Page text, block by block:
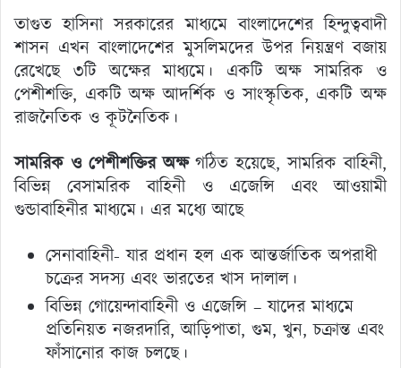
তাগুত হাসিনা সরকারের মাধ্যমে বাংলাদেশের হিন্দুত্ববাদী
শাসন এখন বাংলাদেশের মুসলিমদের উপর নিয়ন্ত্রণ বজায়
রেখেছে ৩টি অক্ষের মাধ্যমে। একটি অক্ষ সামরিক ও
পেশীশক্তি, একটি অক্ষ আদর্শিক ও সাংস্কৃতিক, একটি অক্ষ
রাজনৈতিক ও কূটনৈতিক।
সামরিক ও পেশীশক্তির অক্ষগঠিত হয়েছে, সামরিক বাহিনী,
বিভিন্ন বেসামরিক বাহিনী ও এজেন্সি এবং আওয়ামী
গুন্ডাবাহিনীর মাধ্যমে। এর মধ্যে আছে
সেনাবাহিনী- যার প্রধান হল এক আন্তর্জাতিক অপরাধী
চক্রের সদস্য এবং ভারতের খাস দালাল।
বিভিন্ন গোয়েন্দাবাহিনী ও এজেন্সি – যাদের মাধ্যমে
প্রতিনিয়ত নজরদারি, আড়িপাতা, গুম, খুন, চক্রান্ত এবং
ফাঁসানোর কাজ চলছে।